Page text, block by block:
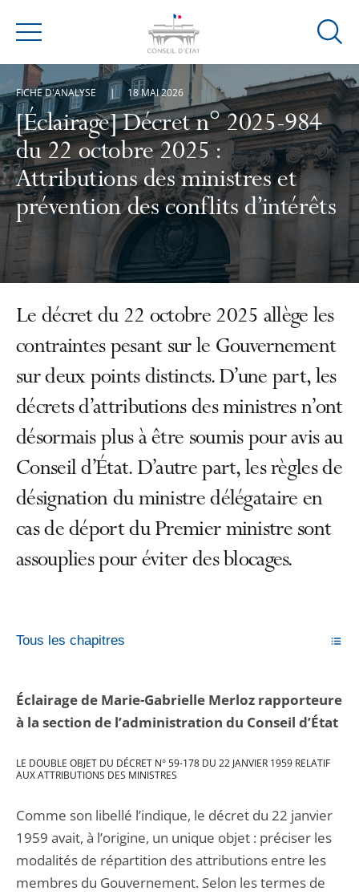
Menu
Ouvrir
de
[Éclairage] Décret n° 2025-984
du 22 octobre 2025 :
Attributions des ministres et
prévention des conflits d’intérêts
FICHE D'ANALYSE 18 MAI 2026
Le décret du 22 octobre 2025 allège les
contraintes pesant sur le Gouvernement
sur deux points distincts. D’une part, les
décrets d’attributions des ministres n’ont
désormais plus à être soumis pour avis au
Conseil d’État. D’autre part, les règles de
désignation du ministre délégataire en
cas de déport du Premier ministre sont
assouplies pour éviter des blocages.
Tous les chapitres
Éclairage de Marie-Gabrielle Merloz rapporteure
à la section de l’administration du Conseil d’État
LE DOUBLE OBJET DU DÉCRET N° 59-178 DU 22 JANVIER 1959 RELATIF
AUX ATTRIBUTIONS DES MINISTRES
Comme son libellé l’indique, le décret du 22 janvier
1959 avait, à l’origine, un unique objet : préciser les
modalités de répartition des attributions entre les
membres du Gouvernement. Selon les termes de